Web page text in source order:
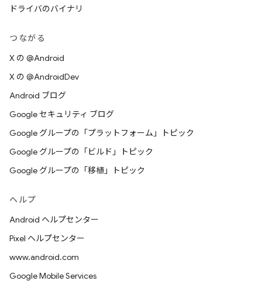
ドライバのバイナリ
つながる
X の @Android
X の @AndroidDev
Android ブログ
Google セキュリティ ブログ
Google グループの「プラットフォーム」トピック
Google グループの「ビルド」トピック
Google グループの「移植」トピック
ヘルプ
Android ヘルプセンター
Pixel ヘルプセンター
www.android.com
Google Mobile Services